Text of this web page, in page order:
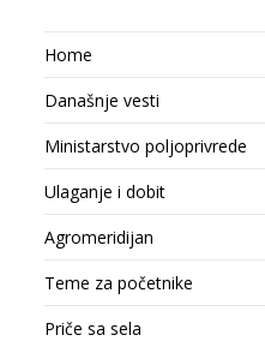
Home
Današnje vesti
Ministarstvo poljoprivrede
Ulaganje i dobit
Agromeridijan
Teme za početnike
Priče sa sela